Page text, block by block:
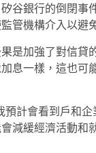
谷銀行的倒閉事
管機構介入以避
是加強了對信貸
息一樣，這也可
預計會看到戶和
減緩經濟活動和